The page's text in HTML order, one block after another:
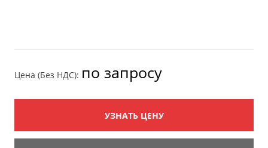
Цена (Без НДС): по запросу
УЗНАТЬ ЦЕНУ